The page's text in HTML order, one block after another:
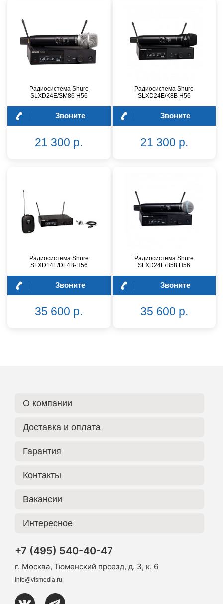
Радиосистема Shure
SLXD24E/SM86 H56
Звоните
21 300 р.
Радиосистема Shure
SLXD24E/K8B H56
Звоните
21 300 р.
Радиосистема Shure
SLXD14E/DL4B-H56
Звоните
35 600 р.
Радиосистема Shure
SLXD24E/B58 H56
Звоните
35 600 р.
О компании
Доставка и оплата
Гарантия
Контакты
Вакансии
Интересное
+7 (495) 540-40-47
г. Москва, Тюменский проезд, д. 3, к. 6
info@vismedia.ru